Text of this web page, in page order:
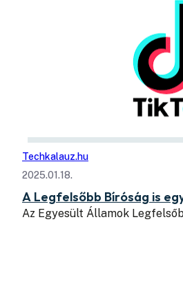
Techkalauz.hu
2025.01.18.
A Legfelsőbb Bíróság is
Az Egyesült Államok